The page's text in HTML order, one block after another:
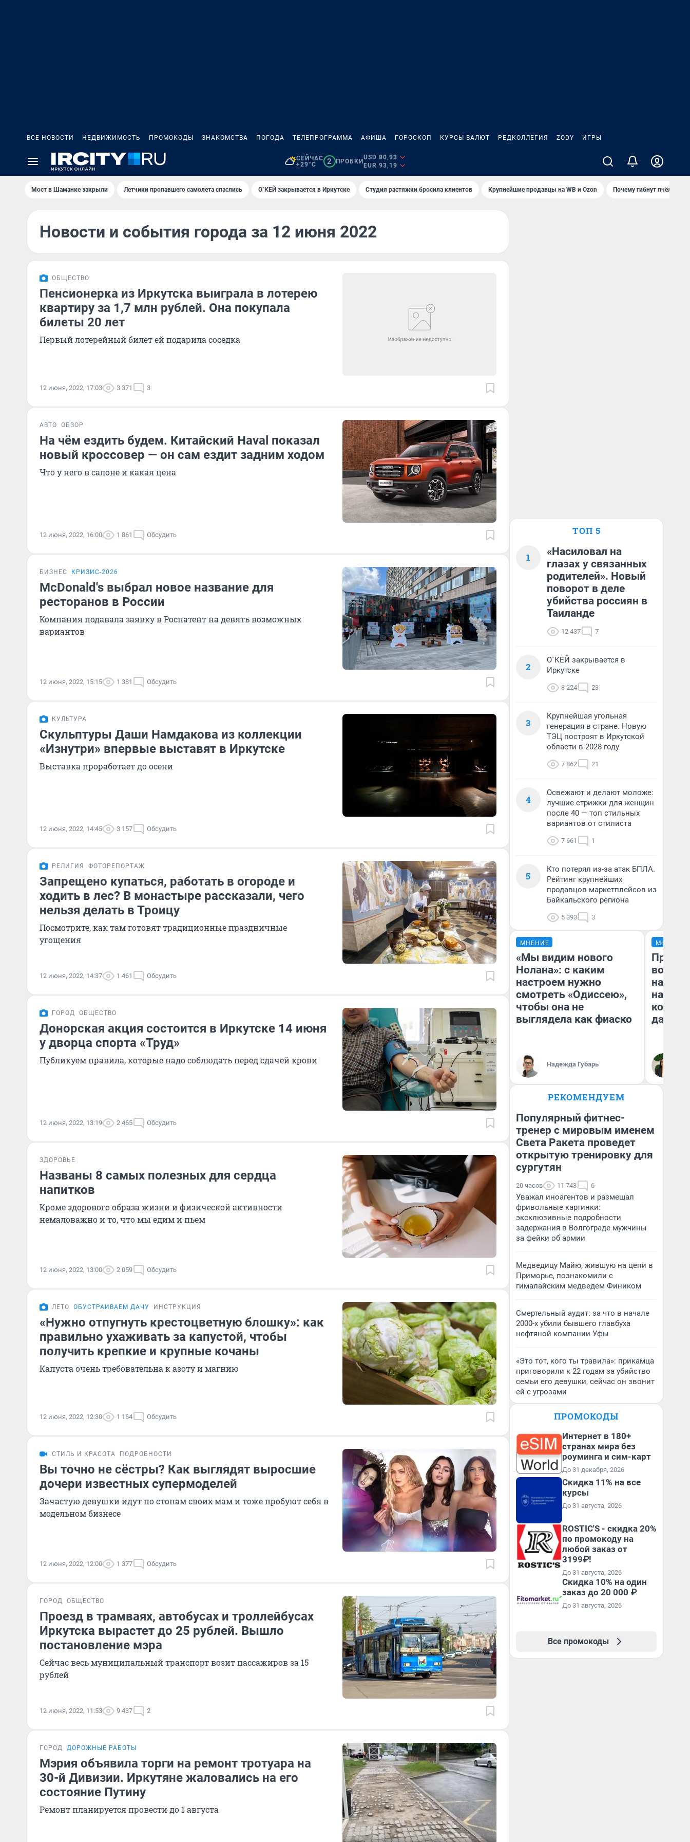
ВСЕ НОВОСТИ НЕДВИЖИМОСТЬ ПРОМОКОДЫ ЗНАКОМСТВА ПОГОДА ТЕЛЕПРОГРАММА АФИША ГОРОСКОП КУРСЫ ВАЛЮТ РЕДКОЛЛЕГИЯ ZODY ИГРЫ
СЕЙЧАС
+29°C
2 ПРОБКИ
USD 80,93
EUR 93,19
Мост в Шаманке закрыли Летчики пропавшего самолета спаслись О`КЕЙ закрывается в Иркутске Студия растяжки бросила клиентов Крупнейшие продавцы на WB и Ozon Почему гибнут пчёлы?
Новости и события города за 12 июня 2022
ОБЩЕСТВО
Пенсионерка из Иркутска выиграла в лотерею
квартиру за 1,7 млн рублей. Она покупала
билеты 20 лет
Первый лотерейный билет ей подарила соседка
12 июня, 2022, 17:03 3 371 3
АВТО ОБЗОР
На чём ездить будем. Китайский Haval показал
новый кроссовер — он сам ездит задним ходом
Что у него в салоне и какая цена
12 июня, 2022, 16:00 1 861 Обсудить
БИЗНЕС КРИЗИС-2026
McDonald's выбрал новое название для
ресторанов в России
Компания подавала заявку в Роспатент на девять возможных
вариантов
12 июня, 2022, 15:15 1 381 Обсудить
КУЛЬТУРА
Скульптуры Даши Намдакова из коллекции
«Изнутри» впервые выставят в Иркутске
Выставка проработает до осени
12 июня, 2022, 14:45 3 157 Обсудить
РЕЛИГИЯ ФОТОРЕПОРТАЖ
Запрещено купаться, работать в огороде и
ходить в лес? В монастыре рассказали, чего
нельзя делать в Троицу
Посмотрите, как там готовят традиционные праздничные
угощения
12 июня, 2022, 14:37 1 461 Обсудить
ГОРОД ОБЩЕСТВО
Донорская акция состоится в Иркутске 14 июня
у дворца спорта «Труд»
Публикуем правила, которые надо соблюдать перед сдачей крови
12 июня, 2022, 13:19 2 465 Обсудить
ЗДОРОВЬЕ
Названы 8 самых полезных для сердца
напитков
Кроме здорового образа жизни и физической активности
немаловажно и то, что мы едим и пьем
12 июня, 2022, 13:00 2 059 Обсудить
ЛЕТО ОБУСТРАИВАЕМ ДАЧУ ИНСТРУКЦИЯ
«Нужно отпугнуть крестоцветную блошку»: как
правильно ухаживать за капустой, чтобы
получить крепкие и крупные кочаны
Капуста очень требовательна к азоту и магнию
12 июня, 2022, 12:30 1 164 Обсудить
СТИЛЬ И КРАСОТА ПОДРОБНОСТИ
Вы точно не сёстры? Как выглядят выросшие
дочери известных супермоделей
Зачастую девушки идут по стопам своих мам и тоже пробуют себя в
модельном бизнесе
12 июня, 2022, 12:00 1 377 Обсудить
ГОРОД ОБЩЕСТВО
Проезд в трамваях, автобусах и троллейбусах
Иркутска вырастет до 25 рублей. Вышло
постановление мэра
Сейчас весь муниципальный транспорт возит пассажиров за 15
рублей
12 июня, 2022, 11:53 9 437 2
ГОРОД ДОРОЖНЫЕ РАБОТЫ
Мэрия объявила торги на ремонт тротуара на
30-й Дивизии. Иркутяне жаловались на его
состояние Путину
Ремонт планируется провести до 1 августа
ТОП 5
1
«Насиловал на
глазах у связанных
родителей». Новый
поворот в деле
убийства россиян в
Таиланде
12 437 7
2
О`КЕЙ закрывается в
Иркутске
8 224 23
3
Крупнейшая угольная
генерация в стране. Новую
ТЭЦ построят в Иркутской
области в 2028 году
7 862 21
4
Освежают и делают моложе:
лучшие стрижки для женщин
после 40 — топ стильных
вариантов от стилиста
7 661 1
5
Кто потерял из-за атак БПЛА.
Рейтинг крупнейших
продавцов маркетплейсов из
Байкальского региона
5 393 3
МНЕНИЕ
«Мы видим нового
Нолана»: с каким
настроем нужно
смотреть «Одиссею»,
чтобы она не
выглядела как фиаско
Надежда Губарь
МНЕНИЕ
нам
даже
РЕКОМЕНДУЕМ
Популярный фитнес-
тренер с мировым именем
Света Ракета проведет
открытую тренировку для
сургутян
20 часов 11 743 6
Уважал иноагентов и размещал
фривольные картинки:
эксклюзивные подробности
задержания в Волгограде мужчины
за фейки об армии
Медведицу Майю, жившую на цепи в
Приморье, познакомили с
гималайским медведем Фиником
Смертельный аудит: за что в начале
2000-х убили бывшего главбуха
нефтяной компании Уфы
«Это тот, кого ты травила»: прикамца
приговорили к 22 годам за убийство
семьи его девушки, сейчас он звонит
ей с угрозами
ПРОМОКОДЫ
Интернет в 180+
странах мира без
роуминга и сим-карт
До 31 декабря, 2026
Скидка 11% на все
курсы
До 31 августа, 2026
ROSTIC'S - скидка 20%
по промокоду на
любой заказ от
3199₽!
До 31 августа, 2026
Скидка 10% на один
заказ до 20 000 ₽
До 31 августа, 2026
Все промокоды